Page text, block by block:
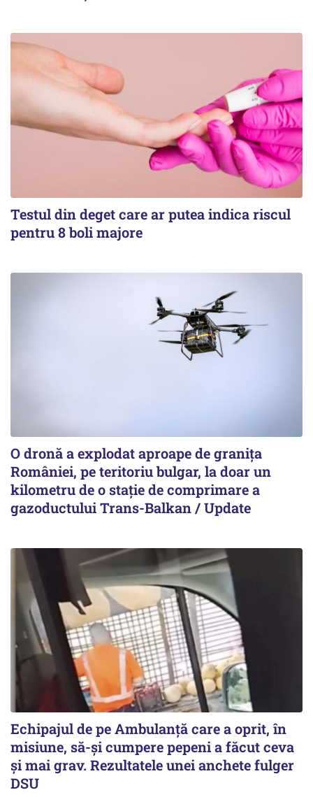
Testul din deget care ar putea indica riscul
pentru 8 boli majore
O dronă a explodat aproape de granița
României, pe teritoriu bulgar, la doar un
kilometru de o stație de comprimare a
gazoductului Trans-Balkan / Update
Echipajul de pe Ambulanță care a oprit, în
misiune, să-și cumpere pepeni a făcut ceva
și mai grav. Rezultatele unei anchete fulger
DSU